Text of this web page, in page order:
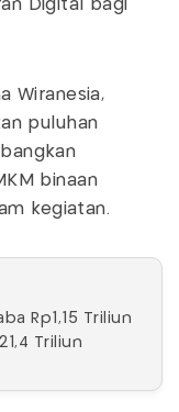
Digital bagi
Wiranesia,
puluhan
binaan
kegiatan.
Rp1,15 Triliun
Triliun